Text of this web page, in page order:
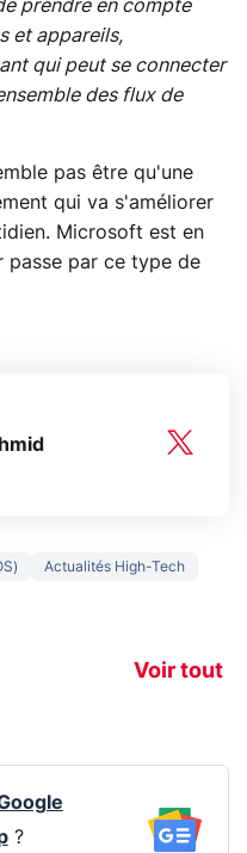
prendre en compte
et appareils,
qui peut se connecter
des flux de
pas être qu'une
qui va s'améliorer
Microsoft est en
passe par ce type de
Actualités High-Tech
Voir tout
prochaine
?